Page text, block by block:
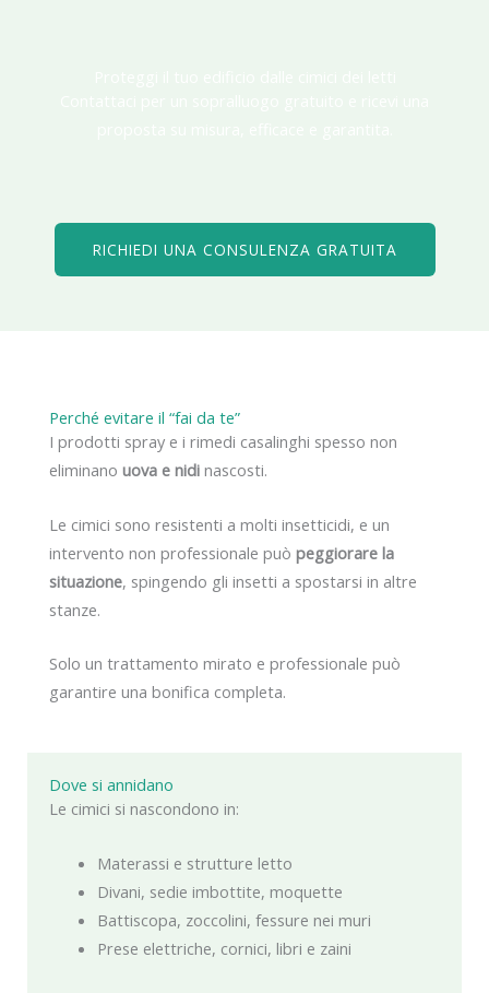
RICHIEDI UNA CONSULENZA GRATUITA
Dove si annidano
Le cimici si nascondono in:
Materassi e strutture letto
Divani, sedie imbottite, moquette
Battiscopa, zoccolini, fessure nei muri
Prese elettriche, cornici, libri e zaini
Perché evitare il “fai da te”
I prodotti spray e i rimedi casalinghi spesso non
eliminano uova e nidi nascosti.
Le cimici sono resistenti a molti insetticidi, e un
intervento non professionale può peggiorare la
situazione, spingendo gli insetti a spostarsi in altre
stanze.
Solo un trattamento mirato e professionale può
garantire una bonifica completa.